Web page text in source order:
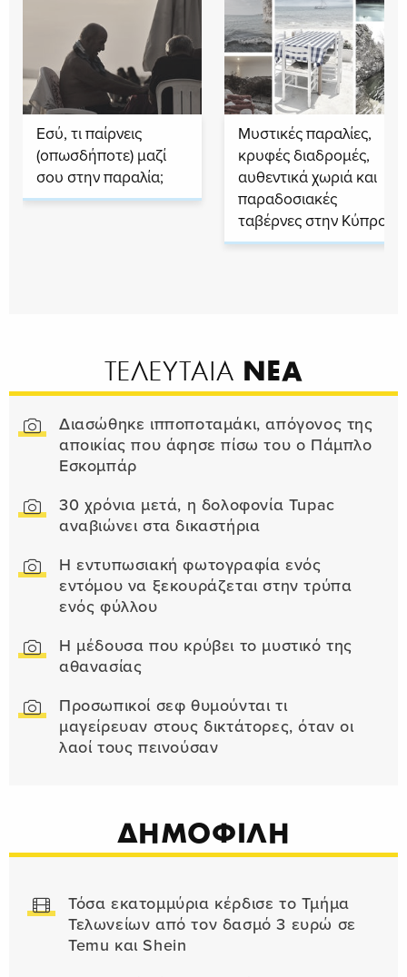
Εσύ, τι παίρνεις
(οπωσδήποτε) μαζί
σου στην παραλία;
Μυστικές παραλίες,
κρυφές διαδρομές,
αυθεντικά χωριά και
παραδοσιακές
ταβέρνες στην Κύπρο
ΤΕΛΕΥΤΑΙΑ ΝΕΑ
Διασώθηκε ιπποποταμάκι, απόγονος της
αποικίας που άφησε πίσω του ο Πάμπλο
Εσκομπάρ
30 χρόνια μετά, η δολοφονία Tupac
αναβιώνει στα δικαστήρια
Η εντυπωσιακή φωτογραφία ενός
εντόμου να ξεκουράζεται στην τρύπα
ενός φύλλου
Η μέδουσα που κρύβει το μυστικό της
αθανασίας
Προσωπικοί σεφ θυμούνται τι
μαγείρευαν στους δικτάτορες, όταν οι
λαοί τους πεινούσαν
ΔΗΜΟΦΙΛΗ
Τόσα εκατομμύρια κέρδισε το Τμήμα
Τελωνείων από τον δασμό 3 ευρώ σε
Temu και Shein